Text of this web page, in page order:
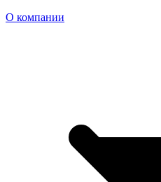
О компании